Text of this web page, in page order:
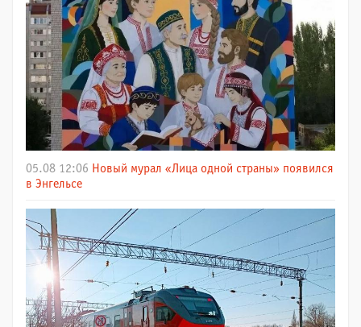
05.08 12:06 Новый мурал «Лица одной страны» появился
в Энгельсе